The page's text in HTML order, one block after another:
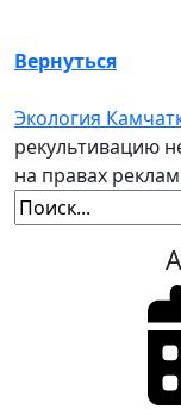
Вернуться
Экология
рекультивацию
на правах